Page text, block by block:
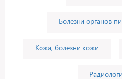
Болезни органов
Кожа, болезни кожи